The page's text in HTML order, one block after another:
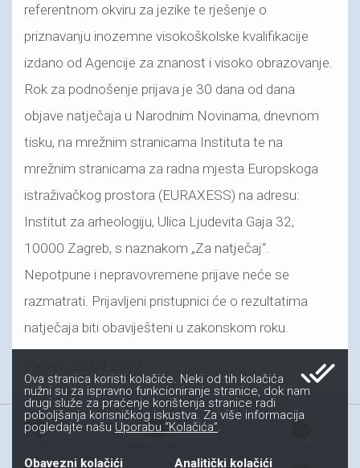
referentnom okviru za jezike te rješenje o
priznavanju inozemne visokoškolske kvalifikacije
izdano od Agencije za znanost i visoko obrazovanje.
Rok za podnošenje prijava je 30 dana od dana
objave natječaja u Narodnim Novinama, dnevnom
tisku, na mrežnim stranicama Instituta te na
mrežnim stranicama za radna mjesta Europskoga
istraživačkog prostora (EURAXESS) na adresu:
Institut za arheologiju, Ulica Ljudevita Gaja 32,
10000 Zagreb, s naznakom „Za natječaj“.
Nepotpune i nepravovremene prijave neće se
razmatrati. Prijavljeni pristupnici će o rezultatima
natječaja biti obaviješteni u zakonskom roku.
account_tree fact_check cookie
done_all
Ova stranica koristi kolačiće. Neki od tih kolačića
nužni su za ispravno funkcioniranje stranice, dok nam
drugi služe za praćenje korištenja stranice radi
poboljšanja korisničkog iskustva. Za više informacija
pogledajte našu Uporabu “Kolačića”.
Obavezni kolačići Analitički kolačići